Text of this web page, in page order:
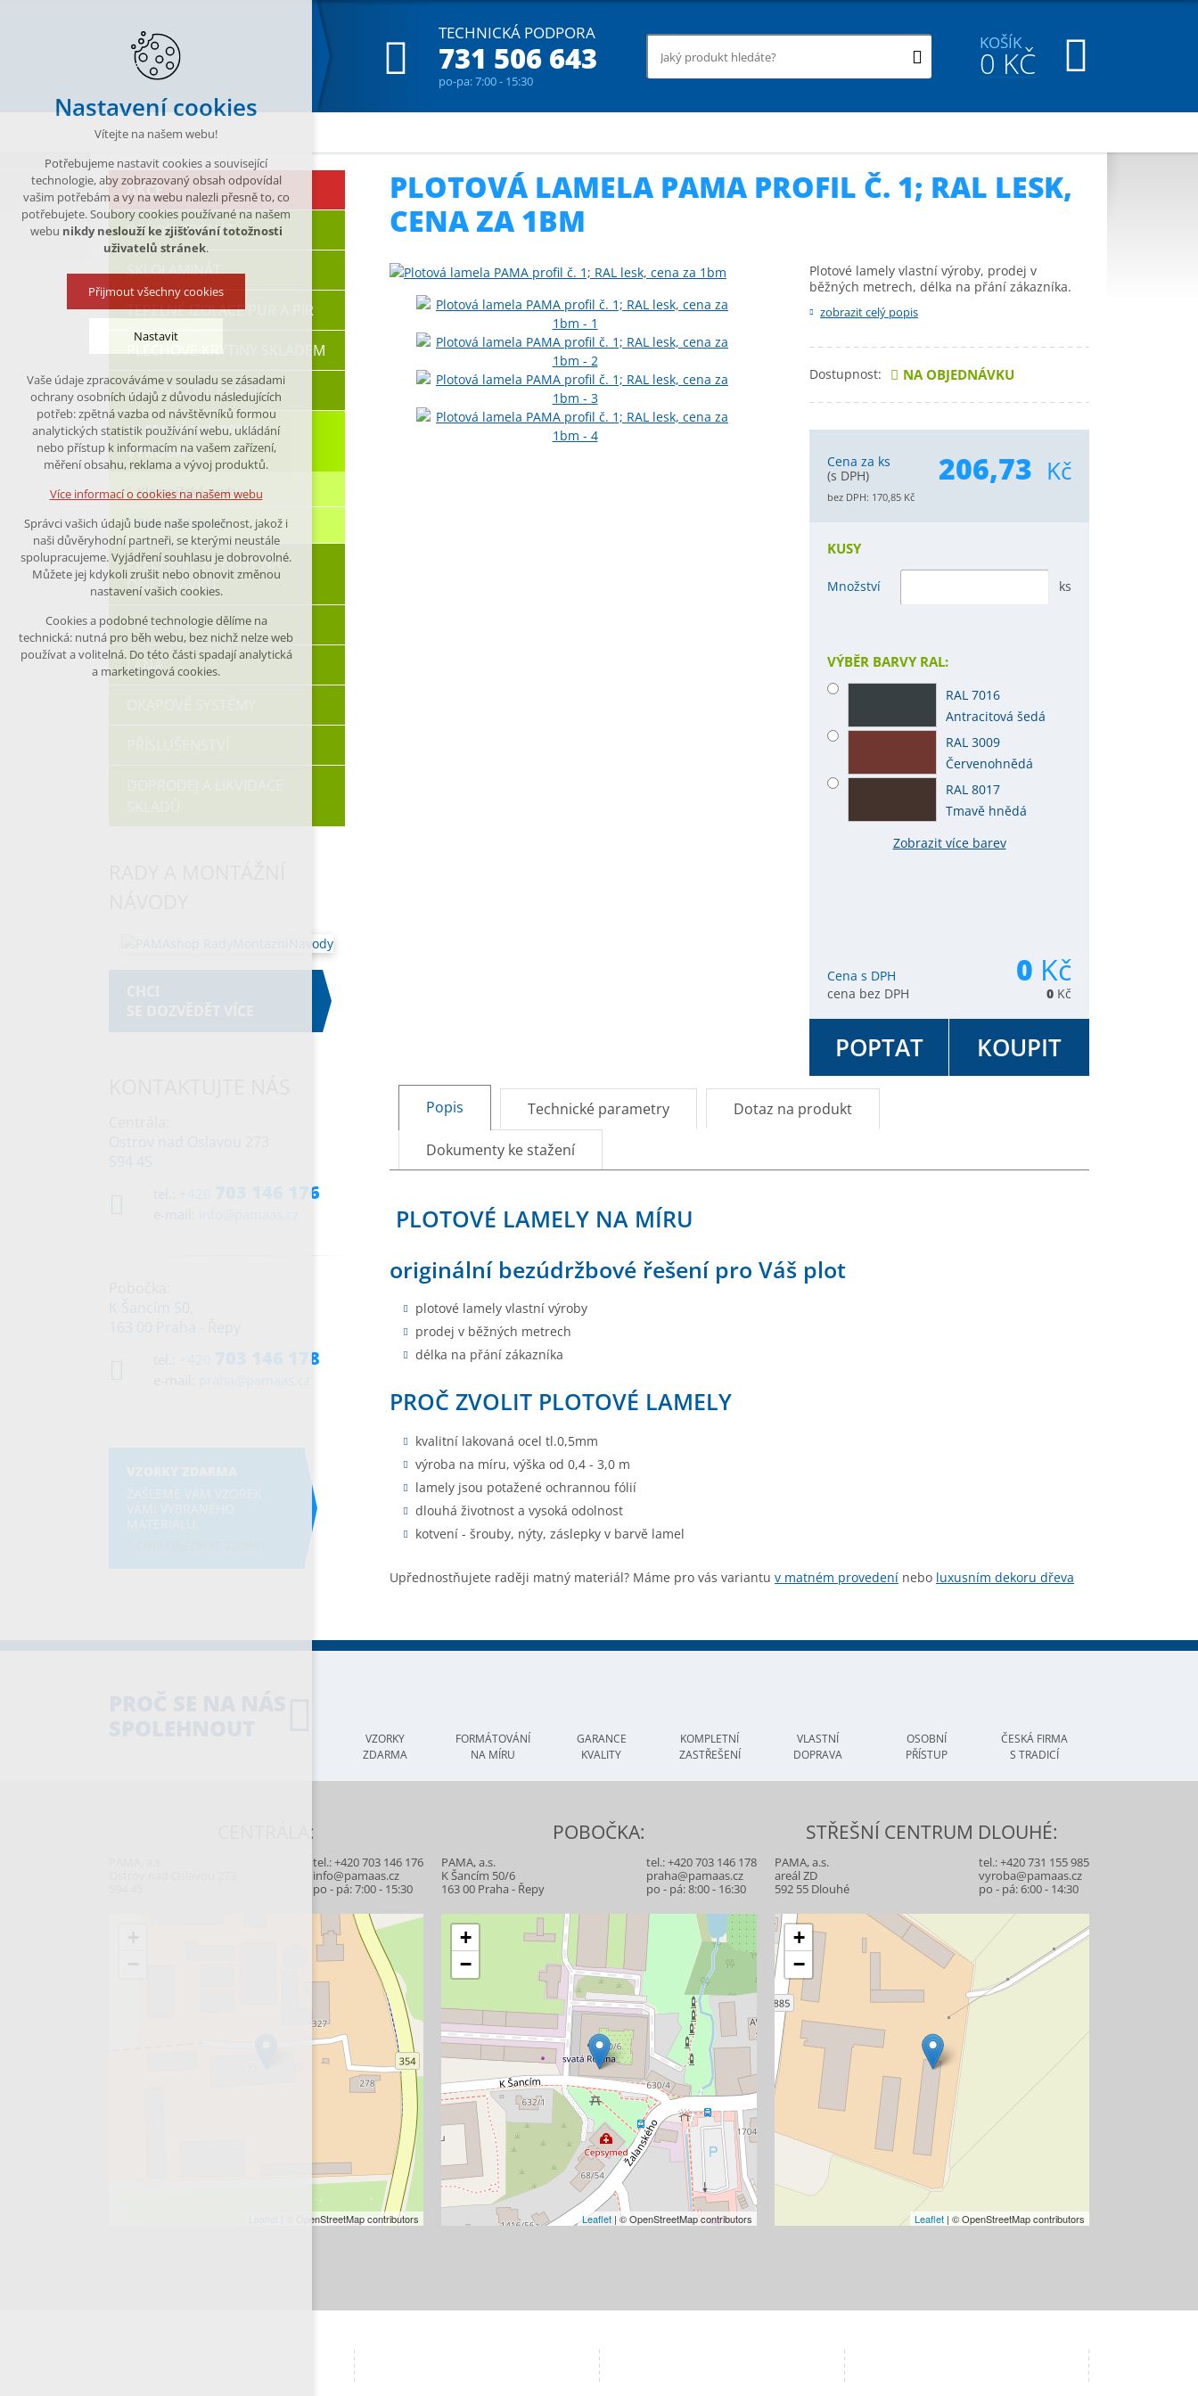
TECHNICKÁ PODPORA
731 506 643
po-pa: 7:00 - 15:30
KOŠÍK
0 KČ
Katalog KLEMPÍŘSKÉ PRVKY - výroba
PLOTOVÁ LAMELA PAMA PROFIL Č. 1; RAL LESK,
CENA ZA 1BM
Plotové lamely vlastní výroby, prodej v
běžných metrech, délka na přání zákazníka.
zobrazit celý popis
Dostupnost: NA OBJEDNÁVKU
Cena za ks
(s DPH)
206,73 Kč
bez DPH: 170,85 Kč
KUSY
Množství ks
VÝBĚR BARVY RAL:
RAL 7016
Antracitová šedá
RAL 3009
Červenohnědá
RAL 8017
Tmavě hnědá
Zobrazit více barev
Cena s DPH 0 Kč
cena bez DPH 0 Kč
POPTAT KOUPIT
Popis Technické parametry Dotaz na produkt
Dokumenty ke stažení
PLOTOVÉ LAMELY NA MÍRU
originální bezúdržbové řešení pro Váš plot
plotové lamely vlastní výroby
prodej v běžných metrech
délka na přání zákazníka
PROČ ZVOLIT PLOTOVÉ LAMELY
kvalitní lakovaná ocel tl.0,5mm
výroba na míru, výška od 0,4 - 3,0 m
lamely jsou potažené ochrannou fólií
dlouhá životnost a vysoká odolnost
kotvení - šrouby, nýty, záslepky v barvě lamel
Upřednostňujete raději matný materiál? Máme pro vás variantu v matném provedení nebo luxusním dekoru dřeva
AKCE
POLYKARBONÁT
SKLOLAMINÁT
TEPELNÉ IZOLACE PUR A PIR
PLECHOVÉ KRYTINY SKLADEM
SENDVIČOVÉ PANELY
KLEMPÍŘSKÉ PRVKY -
VÝROBA
Klempířské prvky
Plotové lamely
PLECHOVÉ KRYTINY NA
OBJEDNÁVKU
PLEXISKLO
LANA
703 146 176
703 146 178
VZORKY
ZDARMA
FORMÁTOVÁNÍ
NA MÍRU
GARANCE
KVALITY
KOMPLETNÍ
ZASTŘEŠENÍ
VLASTNÍ
DOPRAVA
OSOBNÍ
PŘÍSTUP
ČESKÁ FIRMA
S TRADICÍ
CENTRÁLA:
tel.:+420 703 146 176
info@pamaas.cz
po - pá: 7:00 - 15:30
| © OpenStreetMap contributors
POBOČKA:
PAMA, a.s.
K Šancím 50/6
163 00 Praha - Řepy
tel.:+420 703 146 178
praha@pamaas.cz
po - pá: 8:00 - 16:30
+
−
Leaflet| © OpenStreetMap contributors
STŘEŠNÍ CENTRUM DLOUHÉ:
PAMA, a.s.
areál ZD
592 55 Dlouhé
tel.:+420 731 155 985
vyroba@pamaas.cz
po - pá: 6:00 - 14:30
+
−
Leaflet| © OpenStreetMap contributors
Nastavení cookies
Vítejte na našem webu!
Potřebujeme nastavit cookies a související
technologie, aby zobrazovaný obsah odpovídal
vašim potřebám a vy na webu nalezli přesně to, co
potřebujete. Soubory cookies používané na našem
webu nikdy neslouží ke zjišťování totožnosti
uživatelů stránek.
Přijmout všechny cookies
Nastavit
Technická cookies
nutná pro provozování webu
udržení kontextu stránek (session):
případná přihlášení, volby jazyka, apod.
Volitelná cookies
vyhodnocení návštěvnosti
marketingová cookies (Google)
Více informací o cookies na našem webu
Přijmout všechny cookies
Vaše údaje zpracováváme v souladu se zásadami
ochrany osobních údajů z důvodu následujících
potřeb: zpětná vazba od návštěvníků formou
analytických statistik používání webu, ukládání
nebo přístup k informacím na vašem zařízení,
měření obsahu, reklama a vývoj produktů.
Více informací o cookies na našem webu
Správci vašich údajů bude naše společnost, jakož i
naši důvěryhodní partneři, se kterými neustále
spolupracujeme. Vyjádření souhlasu je dobrovolné.
Můžete jej kdykoli zrušit nebo obnovit změnou
nastavení vašich cookies.
Cookies a podobné technologie dělíme na
technická: nutná pro běh webu, bez nichž nelze web
používat a volitelná. Do této části spadají analytická
a marketingová cookies.